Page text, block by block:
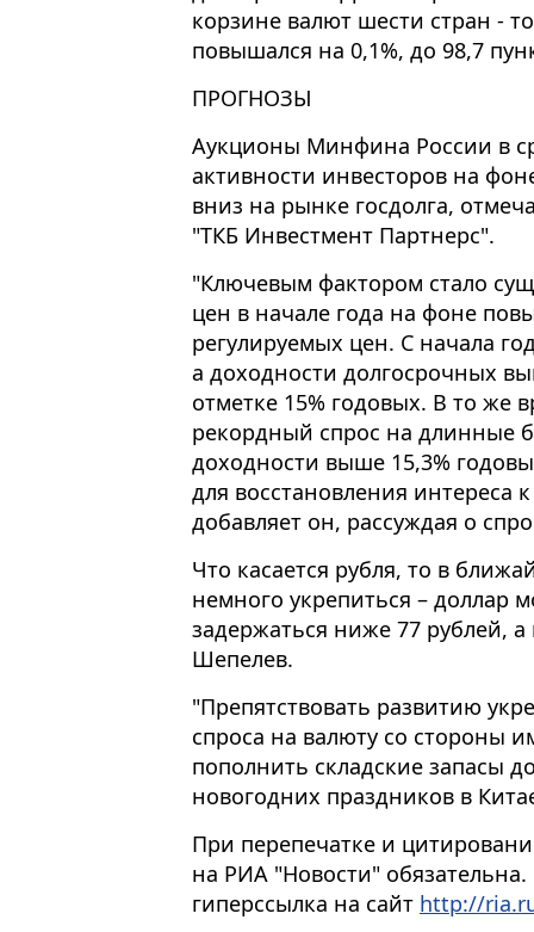
корзине валют шести стран -
повышался на 0,1%, до 98,7
ПРОГНОЗЫ
Аукционы Минфина России в
активности инвесторов на
вниз на рынке госдолга,
"ТКБ Инвестмент Партнерс".
"Ключевым фактором стало
цен в начале года на фоне
регулируемых цен. С начала
а доходности долгосрочных
отметке 15% годовых. В то же
рекордный спрос на длинные
доходности выше 15,3%
для восстановления
добавляет он, рассуждая о
Что касается рубля, то в
немного укрепиться – доллар
задержаться ниже 77 рублей,
Шепелев.
"Препятствовать развитию
спроса на валюту со стороны
пополнить складские запасы
новогодних праздников в
При перепечатке и
на РИА "Новости"
гиперссылка на сайт http://